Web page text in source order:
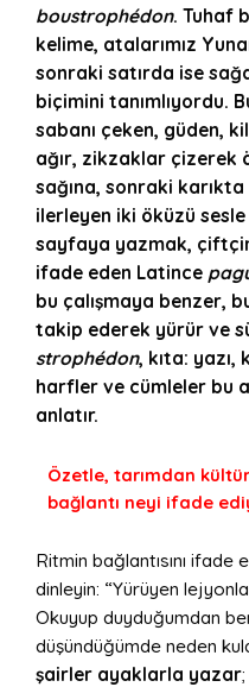
boustrophédon. Tuhaf
kelime, atalarımız
sonraki satırda ise
biçimini tanımlıyordu.
sabanı çeken, güden,
ağır, zikzaklar çizerek
sağına, sonraki
ilerleyen iki öküzü
sayfaya yazmak,
ifade eden Latince
bu çalışmaya benzer,
takip ederek yürür ve
strophédon, kıta: yazı,
harfler ve cümleler bu
anlatır.
Özetle, tarımdan
bağlantı neyi ifade
Ritmin bağlantısını ifade
dinleyin: “Yürüyen
Okuyup duyduğumdan
düşündüğümde neden
şairler ayaklarla yazar